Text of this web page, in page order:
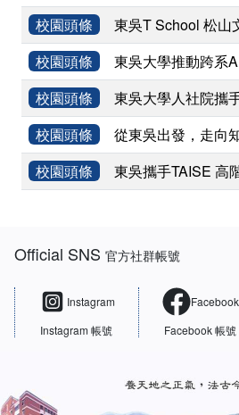
校園頭條
東吳T School 松山
校園頭條
東吳大學推動跨系
校園頭條
東吳大學人社院攜
校園頭條
從東吳出發，走向
校園頭條
東吳攜手TAISE 高
Official SNS官方社群帳號
Instagram
Instagram 帳號
Facebook
Facebook 帳號